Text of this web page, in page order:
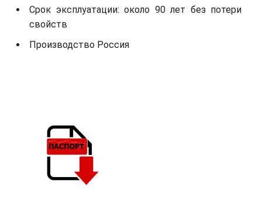
Срок эксплуатации: около 90 лет без потери
свойств
Производство Россия